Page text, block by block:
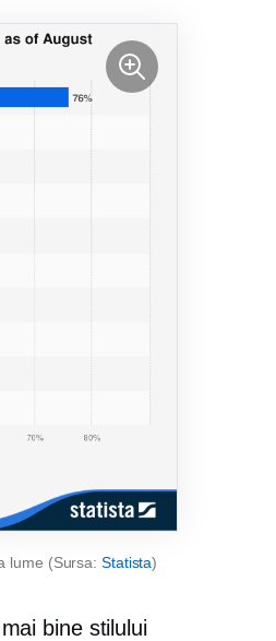
lume (Sursa: Statista)
bine stilului